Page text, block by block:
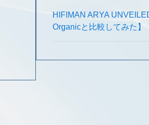
HIFIMAN ARYA
Organicと比較してみた】